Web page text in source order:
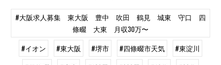
#大阪求人募集 東大阪 豊中 吹田 鶴見 城東 守口 四
條畷 大東 月収30万〜
#イオン
#東大阪 #堺市 #四條畷市天気
#東淀川